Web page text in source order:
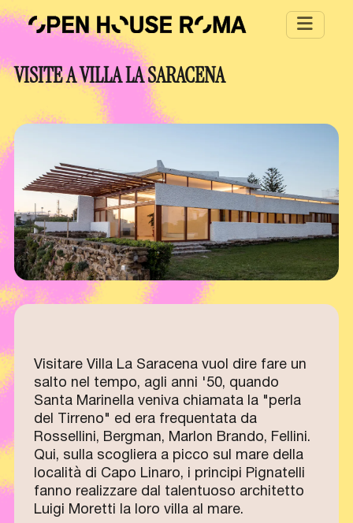
Salta al contenuto principale
VISITE A VILLA LA SARACENA
Visitare Villa La Saracena vuol dire fare un
salto nel tempo, agli anni '50, quando
Santa Marinella veniva chiamata la "perla
del Tirreno" ed era frequentata da
Rossellini, Bergman, Marlon Brando, Fellini.
Qui, sulla scogliera a picco sul mare della
località di Capo Linaro, i principi Pignatelli
fanno realizzare dal talentuoso architetto
Luigi Moretti la loro villa al mare.